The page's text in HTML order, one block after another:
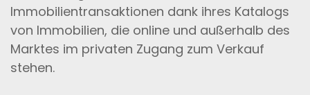
Immobilientransaktionen dank ihres Katalogs
von Immobilien, die online und außerhalb des
Marktes im privaten Zugang zum Verkauf
stehen.